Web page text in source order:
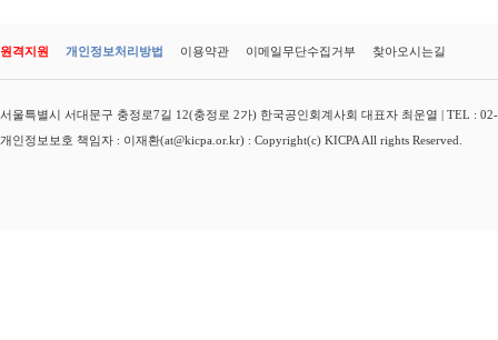
원격지원 개인정보처리방법 이용약관 이메일무단수집거부 찾아오시는길
서울특별시 서대문구 충정로7길 12(충정로 2가) 한국공인회계사회 대표자 최운열 | TEL :
개인정보보호 책임자 : 이재환(at@kicpa.or.kr) : Copyright(c) KICPA All rights Reserved.